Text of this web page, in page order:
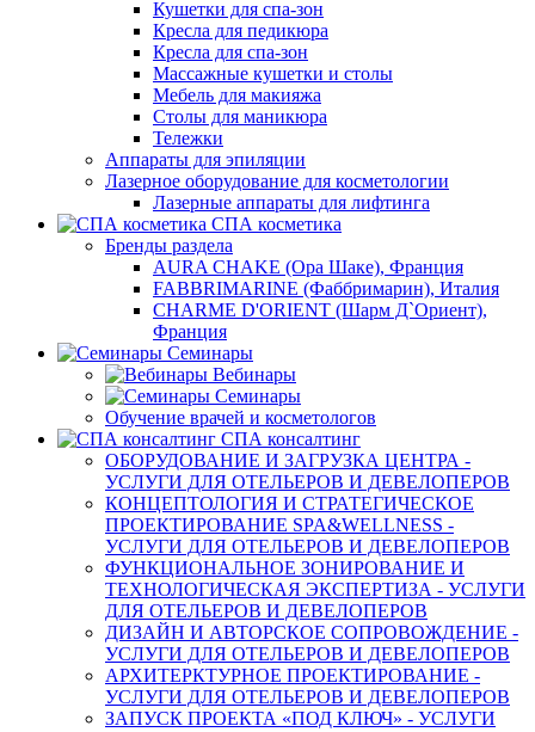
Кушетки для спа-зон
Кресла для педикюра
Кресла для спа-зон
Массажные кушетки и столы
Мебель для макияжа
Столы для маникюра
Тележки
Аппараты для эпиляции
Лазерное оборудование для косметологии
Лазерные аппараты для лифтинга
СПА косметика
Бренды раздела
AURA CHAKE (Ора Шаке), Франция
FABBRIMARINE (Фаббримарин), Италия
CHARME D'ORIENT (Шарм Д`Ориент),
Франция
Семинары
Вебинары
Семинары
Обучение врачей и косметологов
СПА консалтинг
ОБОРУДОВАНИЕ И ЗАГРУЗКА ЦЕНТРА -
УСЛУГИ ДЛЯ ОТЕЛЬЕРОВ И ДЕВЕЛОПЕРОВ
КОНЦЕПТОЛОГИЯ И СТРАТЕГИЧЕСКОЕ
ПРОЕКТИРОВАНИЕ SPA&WELLNESS -
УСЛУГИ ДЛЯ ОТЕЛЬЕРОВ И ДЕВЕЛОПЕРОВ
ФУНКЦИОНАЛЬНОЕ ЗОНИРОВАНИЕ И
ТЕХНОЛОГИЧЕСКАЯ ЭКСПЕРТИЗА - УСЛУГИ
ДЛЯ ОТЕЛЬЕРОВ И ДЕВЕЛОПЕРОВ
ДИЗАЙН И АВТОРСКОЕ СОПРОВОЖДЕНИЕ -
УСЛУГИ ДЛЯ ОТЕЛЬЕРОВ И ДЕВЕЛОПЕРОВ
АРХИТЕРКТУРНОЕ ПРОЕКТИРОВАНИЕ -
УСЛУГИ ДЛЯ ОТЕЛЬЕРОВ И ДЕВЕЛОПЕРОВ
ЗАПУСК ПРОЕКТА «ПОД КЛЮЧ» - УСЛУГИ